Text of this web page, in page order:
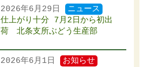
2026年6月29日
ニュース
仕上がり十分 7月2日から初出
荷 北条支所ぶどう生産部
2026年6月1日
お知らせ